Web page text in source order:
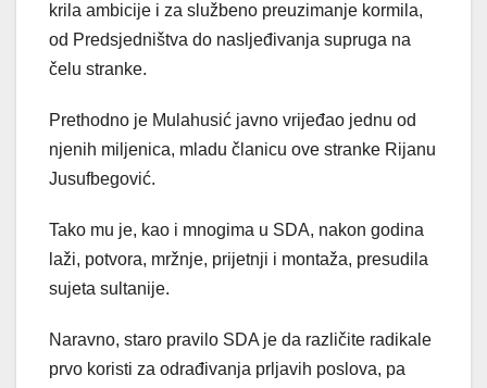
krila ambicije i za službeno preuzimanje kormila,
od Predsjedništva do nasljeđivanja supruga na
čelu stranke.
Prethodno je Mulahusić javno vrijeđao jednu od
njenih miljenica, mladu članicu ove stranke Rijanu
Jusufbegović.
Tako mu je, kao i mnogima u SDA, nakon godina
laži, potvora, mržnje, prijetnji i montaža, presudila
sujeta sultanije.
Naravno, staro pravilo SDA je da različite radikale
prvo koristi za odrađivanja prljavih poslova, pa